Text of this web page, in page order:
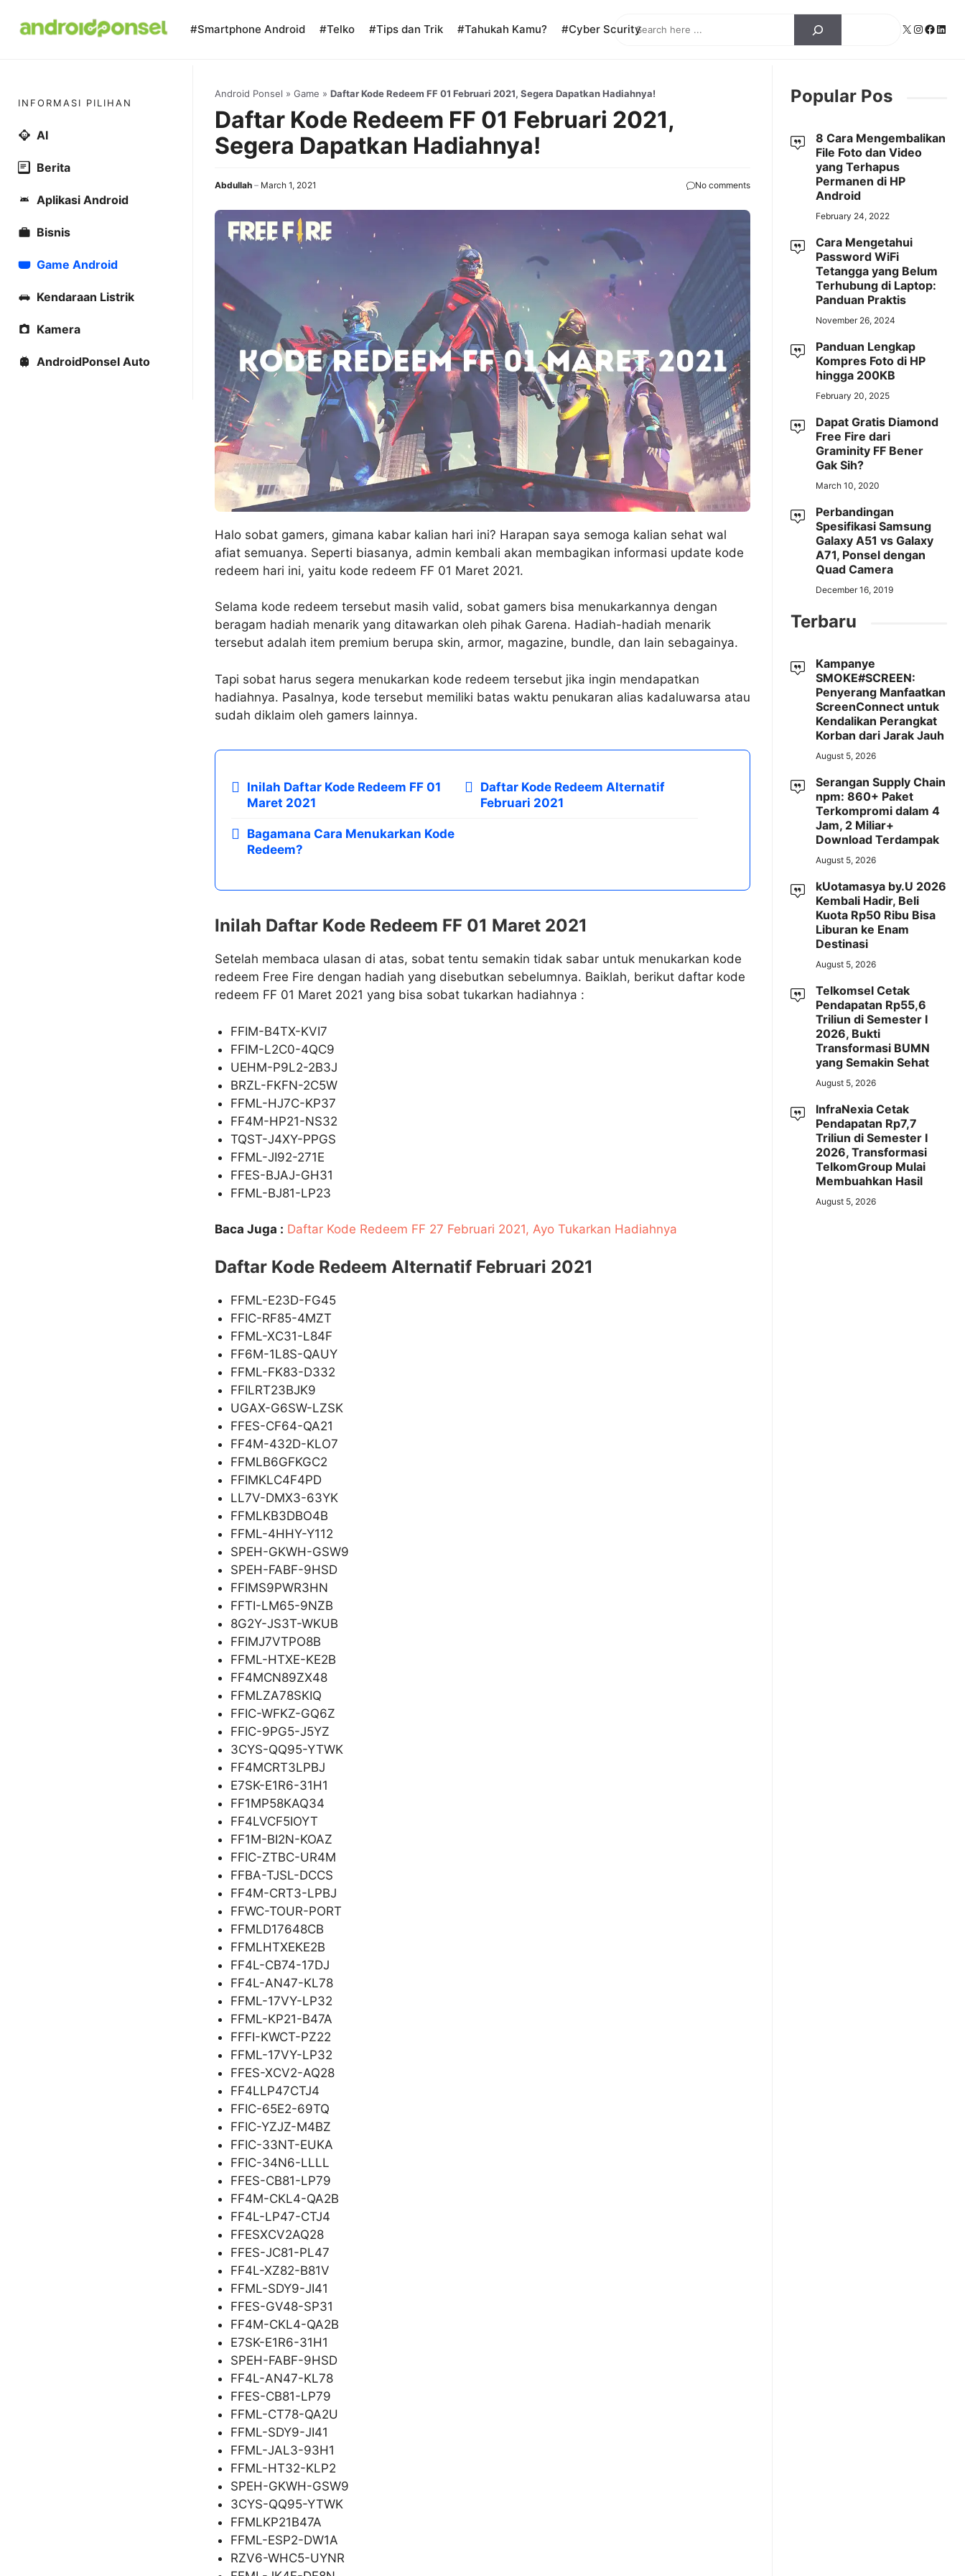
Search X Instagram
#Smartphone Android #Telko #Tips dan Trik #Tahukah Kamu? #Cyber Scurity
Android Ponsel » Game » Daftar Kode Redeem FF 01 Februari 2021, Segera Dapatkan Hadiahnya!
Daftar Kode Redeem FF 01 Februari 2021,
Segera Dapatkan Hadiahnya!
Abdullah March 1, 2021 No comments
Halo sobat gamers, gimana kabar kalian hari ini? Harapan saya semoga kalian sehat wal
afiat semuanya. Seperti biasanya, admin kembali akan membagikan informasi update kode
redeem hari ini, yaitu kode redeem FF 01 Maret 2021.
Selama kode redeem tersebut masih valid, sobat gamers bisa menukarkannya dengan
beragam hadiah menarik yang ditawarkan oleh pihak Garena. Hadiah-hadiah menarik
tersebut adalah item premium berupa skin, armor, magazine, bundle, dan lain sebagainya.
Tapi sobat harus segera menukarkan kode redeem tersebut jika ingin mendapatkan
hadiahnya. Pasalnya, kode tersebut memiliki batas waktu penukaran alias kadaluwarsa atau
sudah diklaim oleh gamers lainnya.
Inilah Daftar Kode Redeem FF 01
Maret 2021
Daftar Kode Redeem Alternatif
Februari 2021
Bagamana Cara Menukarkan Kode
Redeem?
Inilah Daftar Kode Redeem FF 01 Maret 2021
Setelah membaca ulasan di atas, sobat tentu semakin tidak sabar untuk menukarkan kode
redeem Free Fire dengan hadiah yang disebutkan sebelumnya. Baiklah, berikut daftar kode
redeem FF 01 Maret 2021 yang bisa sobat tukarkan hadiahnya :
FFIM-B4TX-KVI7
FFIM-L2C0-4QC9
UEHM-P9L2-2B3J
BRZL-FKFN-2C5W
FFML-HJ7C-KP37
FF4M-HP21-NS32
TQST-J4XY-PPGS
FFML-JI92-271E
FFES-BJAJ-GH31
FFML-BJ81-LP23
Baca Juga : Daftar Kode Redeem FF 27 Februari 2021, Ayo Tukarkan Hadiahnya
Daftar Kode Redeem Alternatif Februari 2021
FFML-E23D-FG45
FFIC-RF85-4MZT
FFML-XC31-L84F
FF6M-1L8S-QAUY
FFML-FK83-D332
FFILRT23BJK9
UGAX-G6SW-LZSK
FFES-CF64-QA21
FF4M-432D-KLO7
FFMLB6GFKGC2
FFIMKLC4F4PD
LL7V-DMX3-63YK
FFMLKB3DBO4B
FFML-4HHY-Y112
SPEH-GKWH-GSW9
SPEH-FABF-9HSD
FFIMS9PWR3HN
FFTI-LM65-9NZB
8G2Y-JS3T-WKUB
FFIMJ7VTPO8B
FFML-HTXE-KE2B
FF4MCN89ZX48
FFMLZA78SKIQ
FFIC-WFKZ-GQ6Z
FFIC-9PG5-J5YZ
3CYS-QQ95-YTWK
FF4MCRT3LPBJ
E7SK-E1R6-31H1
FF1MP58KAQ34
FF4LVCF5IOYT
FF1M-BI2N-KOAZ
FFIC-ZTBC-UR4M
FFBA-TJSL-DCCS
FF4M-CRT3-LPBJ
FFWC-TOUR-PORT
FFMLD17648CB
FFMLHTXEKE2B
FF4L-CB74-17DJ
FF4L-AN47-KL78
FFML-17VY-LP32
FFML-KP21-B47A
FFFI-KWCT-PZ22
FFML-17VY-LP32
FFES-XCV2-AQ28
FF4LLP47CTJ4
FFIC-65E2-69TQ
FFIC-YZJZ-M4BZ
FFIC-33NT-EUKA
FFIC-34N6-LLLL
FFES-CB81-LP79
FF4M-CKL4-QA2B
FF4L-LP47-CTJ4
FFESXCV2AQ28
FFES-JC81-PL47
FF4L-XZ82-B81V
FFML-SDY9-JI41
FFES-GV48-SP31
FF4M-CKL4-QA2B
E7SK-E1R6-31H1
SPEH-FABF-9HSD
FF4L-AN47-KL78
FFES-CB81-LP79
FFML-CT78-QA2U
FFML-SDY9-JI41
FFML-JAL3-93H1
FFML-HT32-KLP2
SPEH-GKWH-GSW9
3CYS-QQ95-YTWK
FFMLKP21B47A
FFML-ESP2-DW1A
RZV6-WHC5-UYNR
INFORMASI PILIHAN
AI
Berita
Aplikasi Android
Bisnis
Game Android
Kendaraan Listrik
Kamera
AndroidPonsel Auto
Popular Pos
8 Cara Mengembalikan
File Foto dan Video
yang Terhapus
Permanen di HP
Android
February 24, 2022
Cara Mengetahui
Password WiFi
Tetangga yang Belum
Terhubung di Laptop:
Panduan Praktis
November 26, 2024
Panduan Lengkap
Kompres Foto di HP
hingga 200KB
February 20, 2025
Dapat Gratis Diamond
Free Fire dari
Graminity FF Bener
Gak Sih?
March 10, 2020
Perbandingan
Spesifikasi Samsung
Galaxy A51 vs Galaxy
A71, Ponsel dengan
Quad Camera
December 16, 2019
Terbaru
Kampanye
SMOKE#SCREEN:
Penyerang Manfaatkan
ScreenConnect untuk
Kendalikan Perangkat
Korban dari Jarak Jauh
August 5, 2026
Serangan Supply Chain
npm: 860+ Paket
Terkompromi dalam 4
Jam, 2 Miliar+
Download Terdampak
August 5, 2026
kUotamasya by.U 2026
Kembali Hadir, Beli
Kuota Rp50 Ribu Bisa
Liburan ke Enam
Destinasi
August 5, 2026
Telkomsel Cetak
Pendapatan Rp55,6
Triliun di Semester I
2026, Bukti
Transformasi BUMN
yang Semakin Sehat
August 5, 2026
InfraNexia Cetak
Pendapatan Rp7,7
Triliun di Semester I
2026, Transformasi
TelkomGroup Mulai
Membuahkan Hasil
August 5, 2026